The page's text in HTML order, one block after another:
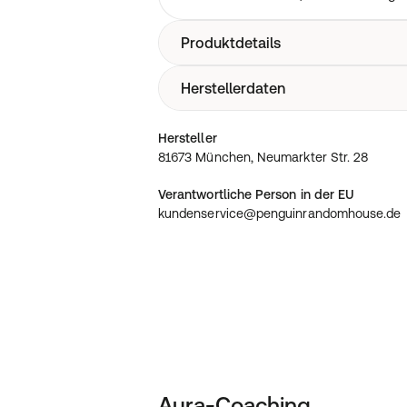
Produktdetails
Neue Energie, Heilung, Lebenshilfe,
Herstellerdaten
81673 München, Neumarkter Str. 28
Hersteller
81673 München, Neumarkter Str. 28
Verantwortliche Person in der EU
kundenservice@penguinrandomhouse.de